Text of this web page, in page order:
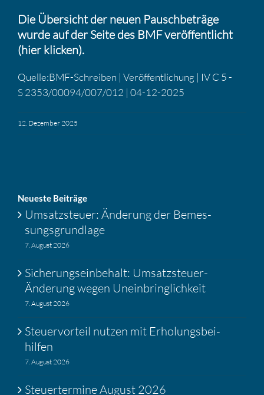
Die Übersicht der neuen Pausch­be­träge
wurde auf der Seite des BMF veröf­fent­licht
(hier klicken).
Quelle:BMF-Schreiben | Veröf­fent­li­chung | IV C 5 -
S 2353/00094/007/012 | 04-12-2025
12. Dezember 2025
Neueste Beiträge
Umsatz­steuer: Änderung der Bemes­
sungs­grund­lage
7. August 2026
Siche­rungs­ein­be­halt: Umsatz­steuer-
Änderung wegen Unein­bring­lich­keit
7. August 2026
Steuer­vor­teil nutzen mit Erholungs­bei­
hilfen
7. August 2026
Steuer­ter­mine August 2026